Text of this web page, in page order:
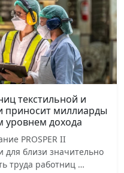
текстильной и
миллиарды
уровнем дохода
PROSPER II
для близи значительно
труда работниц …